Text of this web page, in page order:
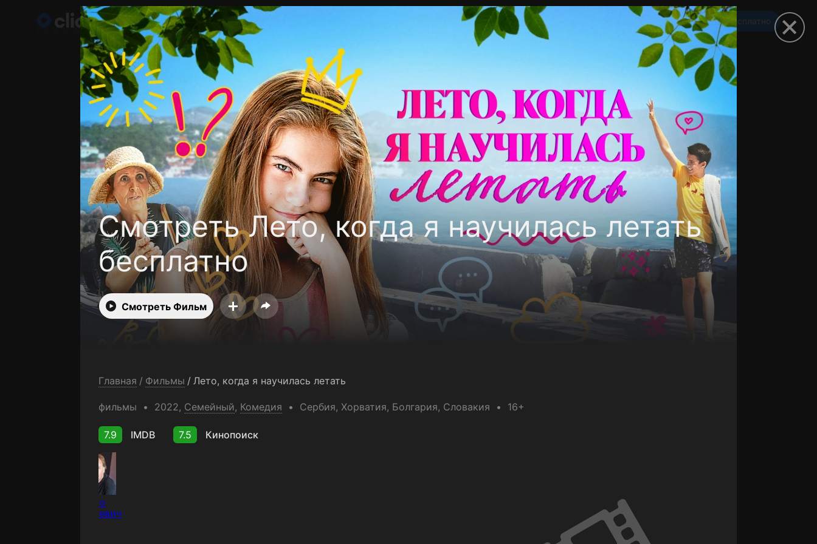
Смотреть 3650 дней бесплатно
Смотреть Лето, когда я научилась летать
бесплатно
Смотреть Фильм
Главная / Фильмы / Лето, когда я научилась летать
фильмы 2022, Семейный, Комедия Сербия, Хорватия, Болгария, Словакия 16+
7.9 IMDB 7.5 Кинопоиск
Жарко
Лаушевич
Телефон поддержки:+998 55 516 2111
Пользовательское соглашение
Политика конфиденциальности Открыть приложение Ввести промокод